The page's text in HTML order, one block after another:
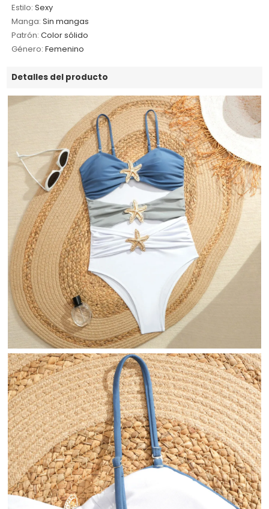
Estilo: Sexy
Manga: Sin mangas
Patrón: Color sólido
Género: Femenino
Detalles del producto